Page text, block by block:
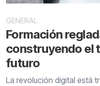
GENERAL
Formación
construyendo el
futuro
La revolución digital está